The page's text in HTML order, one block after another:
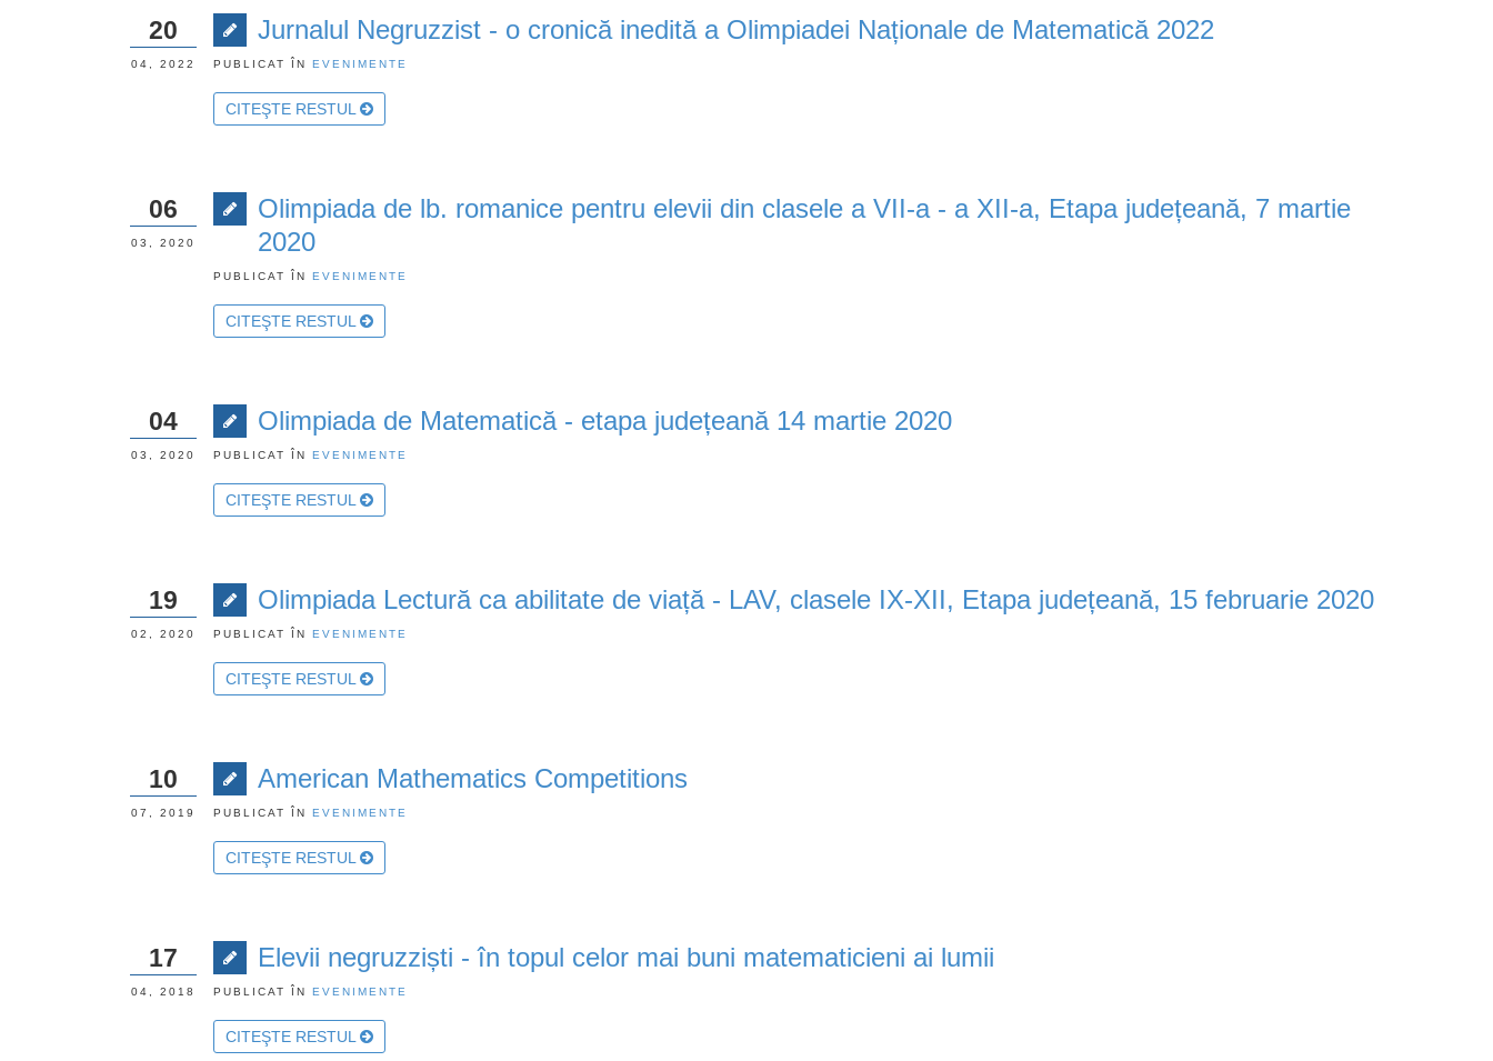
Jurnalul Negruzzist - o cronică inedită a Olimpiadei Naționale de Matematică 2022
PUBLICAT ÎN EVENIMENTE
CITEŞTE RESTUL
20
04, 2022
Olimpiada de lb. romanice pentru elevii din clasele a VII-a - a XII-a, Etapa județeană, 7 martie
2020
PUBLICAT ÎN EVENIMENTE
CITEŞTE RESTUL
06
03, 2020
Olimpiada de Matematică - etapa județeană 14 martie 2020
PUBLICAT ÎN EVENIMENTE
CITEŞTE RESTUL
04
03, 2020
Olimpiada Lectură ca abilitate de viață - LAV, clasele IX-XII, Etapa județeană, 15 februarie 2020
PUBLICAT ÎN EVENIMENTE
CITEŞTE RESTUL
19
02, 2020
American Mathematics Competitions
PUBLICAT ÎN EVENIMENTE
CITEŞTE RESTUL
10
07, 2019
Elevii negruzziști - în topul celor mai buni matematicieni ai lumii
PUBLICAT ÎN EVENIMENTE
CITEŞTE RESTUL
17
04, 2018